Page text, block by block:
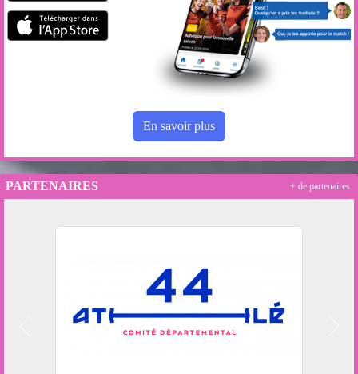
En savoir plus
PARTENAIRES + de partenaires